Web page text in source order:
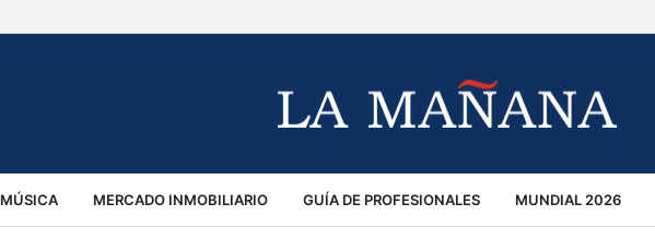
MÚSICA MERCADO INMOBILIARIO GUÍA DE PROFESIONALES MUNDIAL 2026